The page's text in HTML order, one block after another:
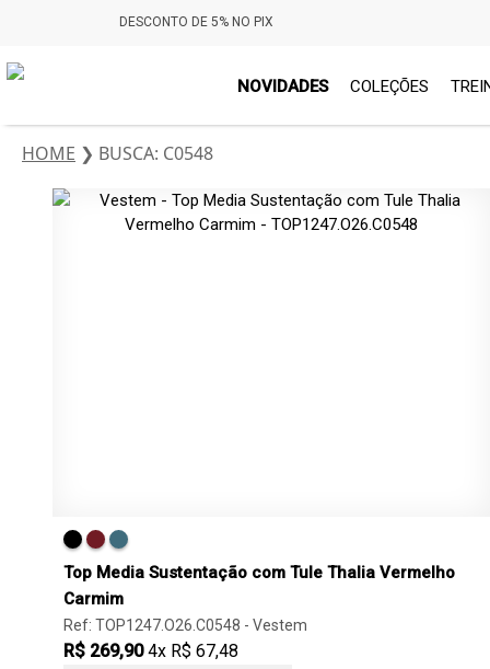
DESCONTO DE 5% NO PIX
NOVIDADES COLEÇÕES
HOME ❯ BUSCA: C0548
Top Media Sustentação com Tule Thalia Vermelho
Carmim
Ref: TOP1247.O26.C0548 - Vestem
R$ 269,90 4x R$ 67,48